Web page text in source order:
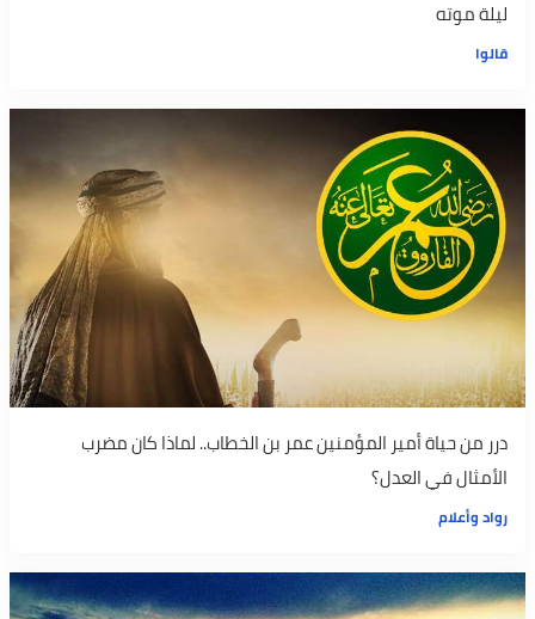
ليلة موته
قالوا
درر من حياة أمير المؤمنين عمر بن الخطاب.. لماذا كان مضرب
الأمثال في العدل؟
رواد وأعلام